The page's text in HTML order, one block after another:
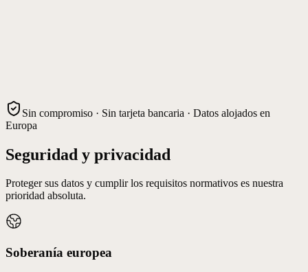
Sin compromiso · Sin tarjeta bancaria · Datos alojados en
Europa
Seguridad y privacidad
Proteger sus datos y cumplir los requisitos normativos es nuestra
prioridad absoluta.
Soberanía europea